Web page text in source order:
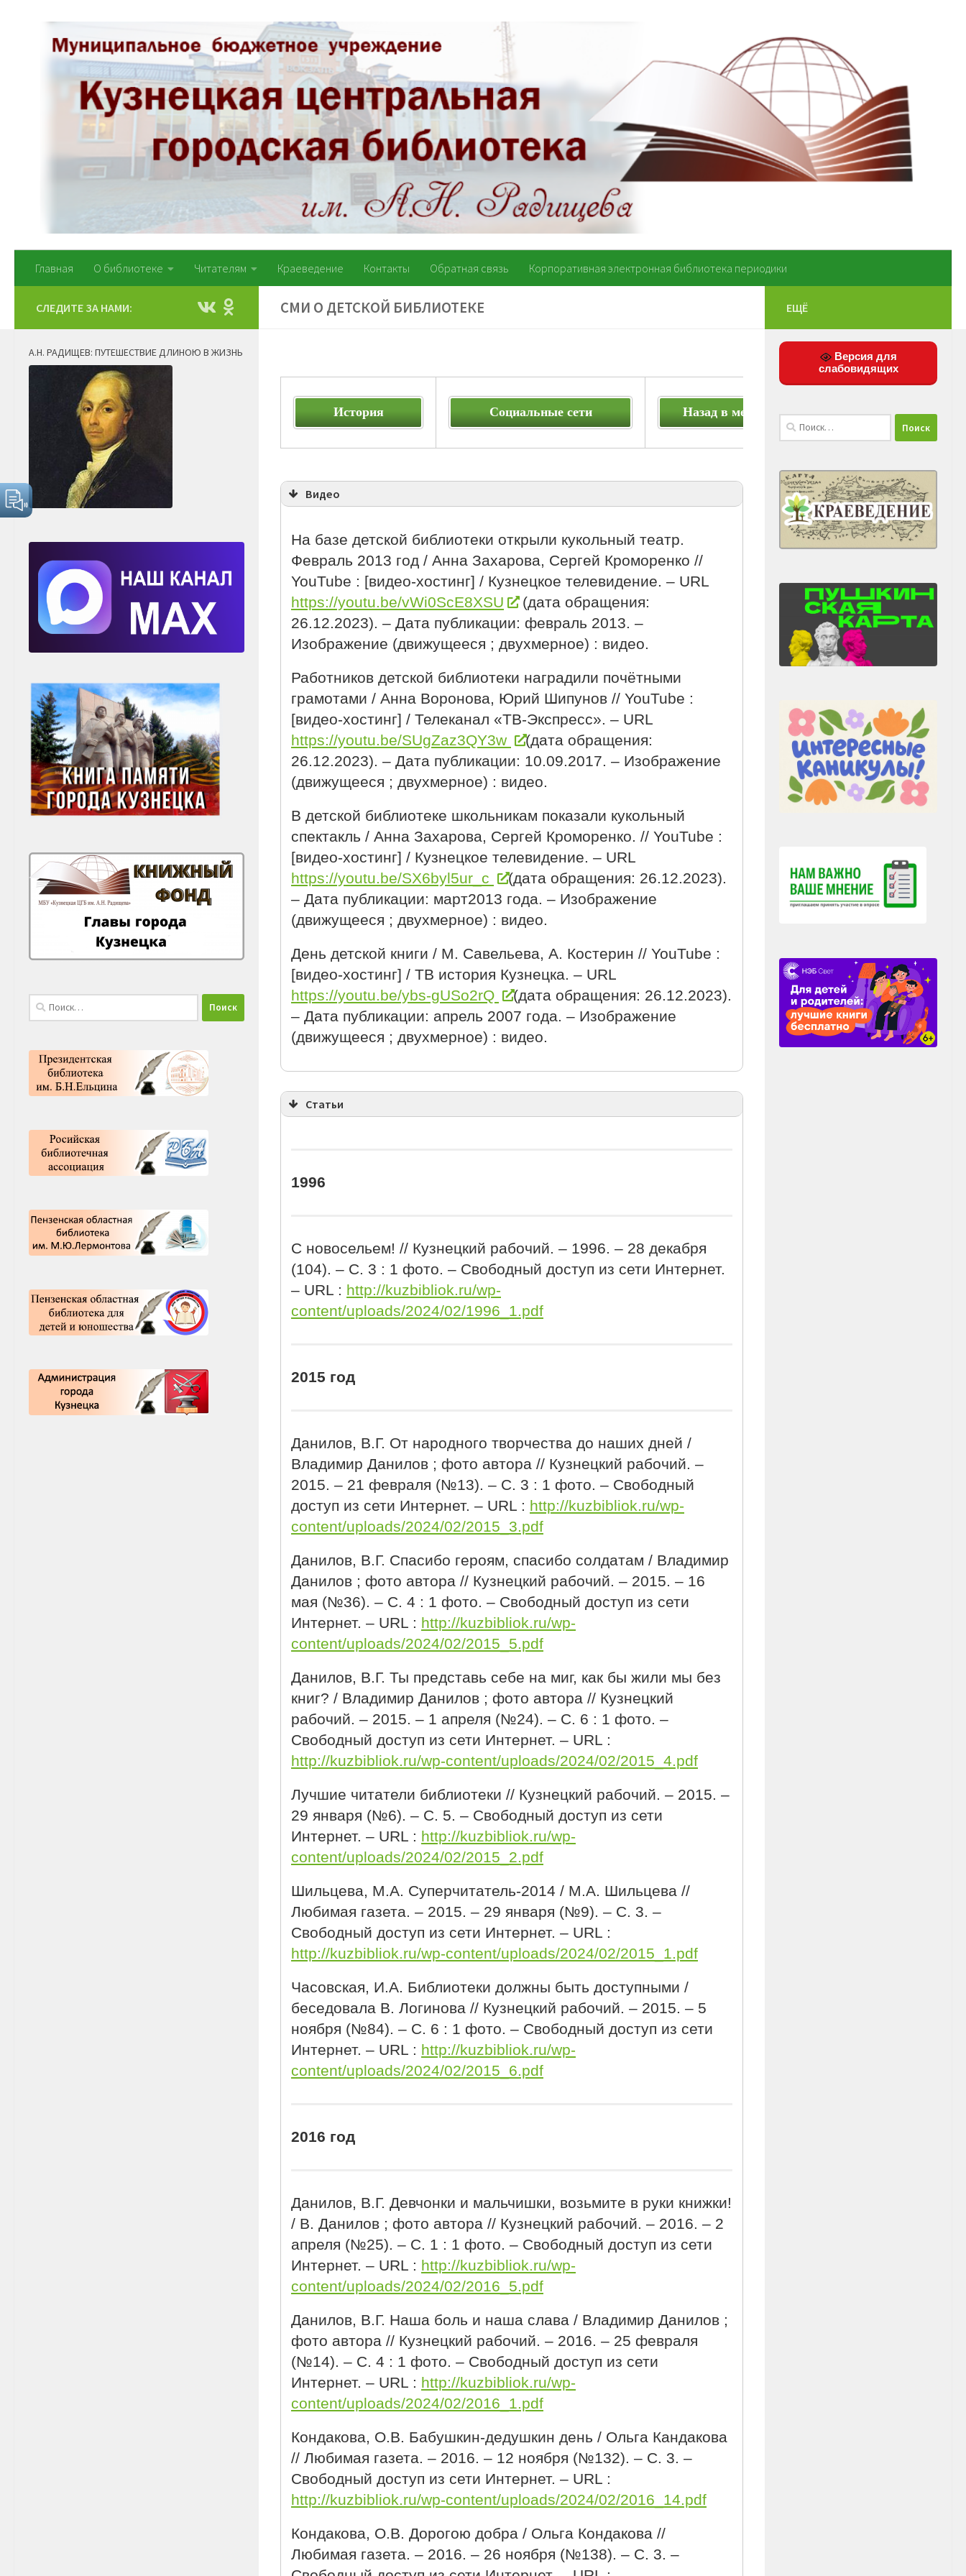
Перейти к содержимому
Главная О библиотеке Читателям Краеведение Контакты Обратная связь Корпоративная электронная библиотека периодики
СМИ О ДЕТСКОЙ БИБЛИОТЕКЕ
История Социальные сети Назад в меню
Видео
На базе детской библиотеки открыли кукольный театр.
Февраль 2013 год / Анна Захарова, Сергей Кроморенко //
YouTube : [видео-хостинг] / Кузнецкое телевидение. – URL
https://youtu.be/vWi0ScE8XSU
(дата обращения:
26.12.2023). – Дата публикации: февраль 2013. –
Изображение (движущееся ; двухмерное) : видео.
Работников детской библиотеки наградили почётными
грамотами / Анна Воронова, Юрий Шипунов // YouTube :
[видео-хостинг] / Телеканал «ТВ-Экспресс». – URL
https://youtu.be/SUgZaz3QY3w
(дата обращения:
26.12.2023). – Дата публикации: 10.09.2017. – Изображение
(движущееся ; двухмерное) : видео.
В детской библиотеке школьникам показали кукольный
спектакль / Анна Захарова, Сергей Кроморенко. // YouTube :
[видео-хостинг] / Кузнецкое телевидение. – URL
https://youtu.be/SX6byl5ur_c
(дата обращения: 26.12.2023).
– Дата публикации: март2013 года. – Изображение
(движущееся ; двухмерное) : видео.
День детской книги / М. Савельева, А. Костерин // YouTube :
[видео-хостинг] / ТВ история Кузнецка. – URL
https://youtu.be/ybs-gUSo2rQ
(дата обращения: 26.12.2023).
– Дата публикации: апрель 2007 года. – Изображение
(движущееся ; двухмерное) : видео.
Статьи
1996
С новосельем! // Кузнецкий рабочий. – 1996. – 28 декабря
(104). – С. 3 : 1 фото. – Свободный доступ из сети Интернет.
– URL : http://kuzbibliok.ru/wp-
content/uploads/2024/02/1996_1.pdf
2015 год
Данилов, В.Г. От народного творчества до наших дней /
Владимир Данилов ; фото автора // Кузнецкий рабочий. –
2015. – 21 февраля (№13). – С. 3 : 1 фото. – Свободный
доступ из сети Интернет. – URL : http://kuzbibliok.ru/wp-
content/uploads/2024/02/2015_3.pdf
Данилов, В.Г. Спасибо героям, спасибо солдатам / Владимир
Данилов ; фото автора // Кузнецкий рабочий. – 2015. – 16
мая (№36). – С. 4 : 1 фото. – Свободный доступ из сети
Интернет. – URL : http://kuzbibliok.ru/wp-
content/uploads/2024/02/2015_5.pdf
Данилов, В.Г. Ты представь себе на миг, как бы жили мы без
книг? / Владимир Данилов ; фото автора // Кузнецкий
рабочий. – 2015. – 1 апреля (№24). – С. 6 : 1 фото. –
Свободный доступ из сети Интернет. – URL :
http://kuzbibliok.ru/wp-content/uploads/2024/02/2015_4.pdf
Лучшие читатели библиотеки // Кузнецкий рабочий. – 2015. –
29 января (№6). – С. 5. – Свободный доступ из сети
Интернет. – URL : http://kuzbibliok.ru/wp-
content/uploads/2024/02/2015_2.pdf
Шильцева, М.А. Суперчитатель-2014 / М.А. Шильцева //
Любимая газета. – 2015. – 29 января (№9). – С. 3. –
Свободный доступ из сети Интернет. – URL :
http://kuzbibliok.ru/wp-content/uploads/2024/02/2015_1.pdf
Часовская, И.А. Библиотеки должны быть доступными /
беседовала В. Логинова // Кузнецкий рабочий. – 2015. – 5
ноября (№84). – С. 6 : 1 фото. – Свободный доступ из сети
Интернет. – URL : http://kuzbibliok.ru/wp-
content/uploads/2024/02/2015_6.pdf
2016 год
Данилов, В.Г. Девчонки и мальчишки, возьмите в руки книжки!
/ В. Данилов ; фото автора // Кузнецкий рабочий. – 2016. – 2
апреля (№25). – С. 1 : 1 фото. – Свободный доступ из сети
Интернет. – URL : http://kuzbibliok.ru/wp-
content/uploads/2024/02/2016_5.pdf
Данилов, В.Г. Наша боль и наша слава / Владимир Данилов ;
фото автора // Кузнецкий рабочий. – 2016. – 25 февраля
(№14). – С. 4 : 1 фото. – Свободный доступ из сети
Интернет. – URL : http://kuzbibliok.ru/wp-
content/uploads/2024/02/2016_1.pdf
Кондакова, О.В. Бабушкин-дедушкин день / Ольга Кандакова
// Любимая газета. – 2016. – 12 ноября (№132). – С. 3. –
Свободный доступ из сети Интернет. – URL :
http://kuzbibliok.ru/wp-content/uploads/2024/02/2016_14.pdf
Кондакова, О.В. Дорогою добра / Ольга Кондакова //
Любимая газета. – 2016. – 26 ноября (№138). – С. 3. –
СЛЕДИТЕ ЗА НАМИ:
А.Н. РАДИЩЕВ: ПУТЕШЕСТВИЕ ДЛИНОЮ В ЖИЗНЬ
Найти:
ЕЩЁ
Версия для
слабовидящих
Найти: